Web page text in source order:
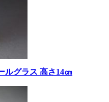
ルグラス 高さ14㎝